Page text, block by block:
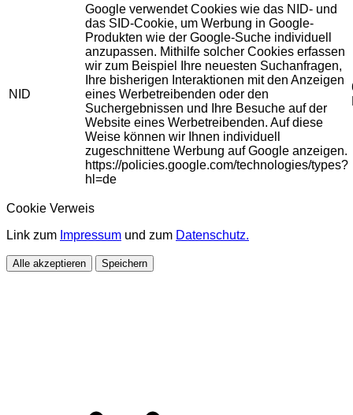
NID
Google verwendet Cookies wie das NID- und
das SID-Cookie, um Werbung in Google-
Produkten wie der Google-Suche individuell
anzupassen. Mithilfe solcher Cookies erfassen
wir zum Beispiel Ihre neuesten Suchanfragen,
Ihre bisherigen Interaktionen mit den Anzeigen
eines Werbetreibenden oder den
Suchergebnissen und Ihre Besuche auf der
Website eines Werbetreibenden. Auf diese
Weise können wir Ihnen individuell
zugeschnittene Werbung auf Google anzeigen.
https://policies.google.com/technologies/types?
hl=de
Cookie Verweis
Link zum Impressum und zum Datenschutz.
Alle akzeptieren Speichern